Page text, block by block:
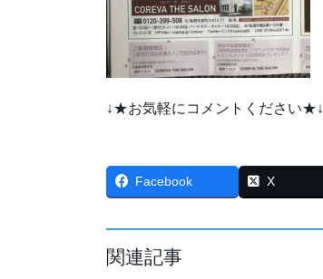
↓★お気軽にコメントください★↓
Facebook X
関連記事